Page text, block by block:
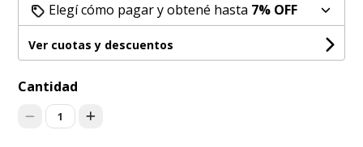
Elegí cómo pagar y obtené hasta 7% OFF
Ver cuotas y descuentos
Cantidad
1